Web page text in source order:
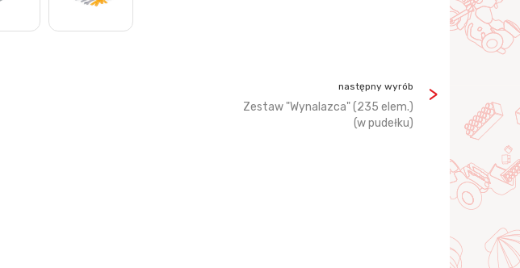
następny wyrób
Zestaw "Wynalazca" (235 elem.)
(w pudełku)